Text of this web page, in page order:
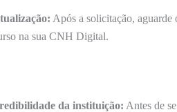
Após a solicitação,
na sua CNH Digital.
da instituição: Antes de